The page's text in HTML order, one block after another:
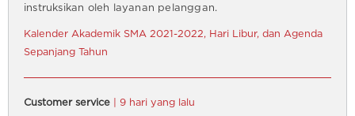
instruksikan oleh layanan pelanggan.
Kalender Akademik SMA 2021-2022, Hari Libur, dan Agenda
Sepanjang Tahun
Customer service | 9 hari yang lalu